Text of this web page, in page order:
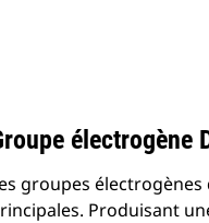
électrogène
groupes
Produisant